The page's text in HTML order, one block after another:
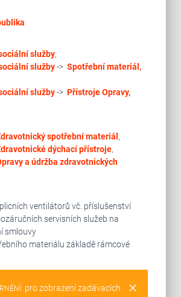
služby,
služby-> Spotřební materiál,
služby-> PřístrojeOpravy,
spotřební materiál ,
dýchací přístroje,
a údržba zdravotnických
ventilátorů vč. příslušenství
servisních služeb na
smlouvy
materiálu základě rámcové
clear
pro zobrazení zadávacích